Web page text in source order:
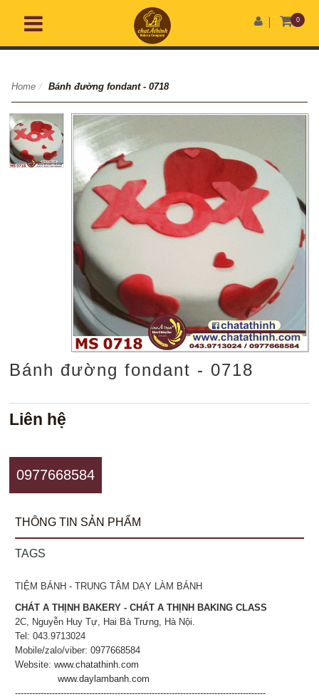
0
Home / Bánh đường fondant - 0718
Bánh đường fondant - 0718
Liên hệ
0977668584
THÔNG TIN SẢN PHẨM
TAGS
TIỆM BÁNH - TRUNG TÂM DẠY LÀM BÁNH
CHÁT A THỊNH BAKERY - CHÁT A THỊNH BAKING CLASS
2C, Nguyễn Huy Tự, Hai Bà Trưng, Hà Nội.
Tel: 043.9713024
Mobile/zalo/viber: 0977668584
Website:www.chatathinh.com
www.daylambanh.com
----------------------------------------------------------------------------------------